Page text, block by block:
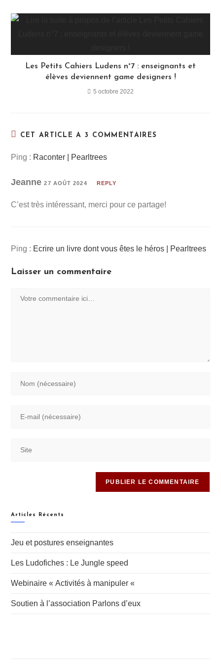
Les Petits Cahiers Ludens n°7 : enseignants et
élèves deviennent game designers !
5 octobre 2022
CET ARTICLE A 3 COMMENTAIRES
Ping : Raconter | Pearltrees
Jeanne27 AOÛT 2024 REPLY
C’est très intéressant, merci pour ce partage!
Ping : Ecrire un livre dont vous êtes le héros | Pearltrees
Laisser un commentaire
Articles Récents
Jeu et postures enseignantes
Les Ludofiches : Le Jungle speed
Webinaire « Activités à manipuler «
Soutien à l’association Parlons d’eux